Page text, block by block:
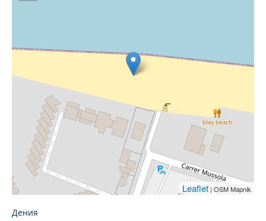
Leaflet | OSM Mapnik
Дения